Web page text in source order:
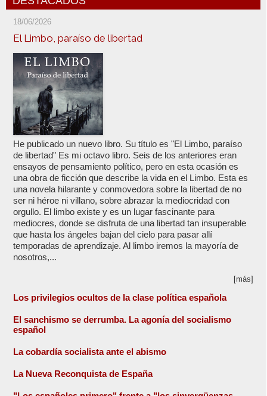
18/06/2026
El Limbo, paraíso de libertad
He publicado un nuevo libro. Su título es "El Limbo, paraíso
de libertad" Es mi octavo libro. Seis de los anteriores eran
ensayos de pensamiento político, pero en esta ocasión es
una obra de ficción que describe la vida en el Limbo. Esta es
una novela hilarante y conmovedora sobre la libertad de no
ser ni héroe ni villano, sobre abrazar la mediocridad con
orgullo. El limbo existe y es un lugar fascinante para
mediocres, donde se disfruta de una libertad tan insuperable
que hasta los ángeles bajan del cielo para pasar allí
temporadas de aprendizaje. Al limbo iremos la mayoría de
nosotros,...
[más]
Los privilegios ocultos de la clase política española
El sanchismo se derrumba. La agonía del socialismo
español
La cobardía socialista ante el abismo
La Nueva Reconquista de España